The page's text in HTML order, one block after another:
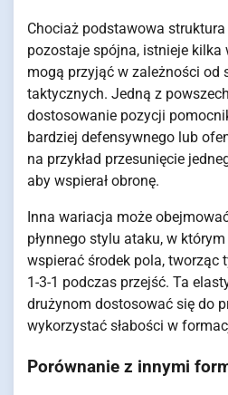
Chociaż podstawowa struktura
pozostaje spójna, istnieje kilka
mogą przyjąć w zależności od
taktycznych. Jedną z
dostosowanie pozycji
bardziej defensywnego lub
na przykład przesunięcie
aby wspierał obronę.
Inna wariacja może
płynnego stylu ataku, w
wspierać środek pola, tworząc
1-3-1 podczas przejść. Ta
drużynom dostosować się do
wykorzystać słabości w
Porównanie z innymi